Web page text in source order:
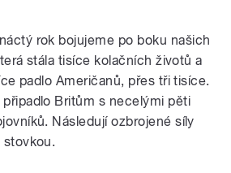
rok bojujeme po boku našich
stála tisíce kolačních životů a
padlo Američanů, přes tři tisíce.
Britům s necelými pěti
Následují ozbrojené síly
stovkou.